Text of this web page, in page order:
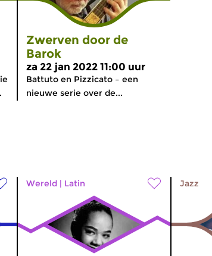
Zwerven door de
Barok
za 22 jan 2022 11:00 uur
Battuto en Pizzicato – een
nieuwe serie over de...
Wereld | Latin Jazz